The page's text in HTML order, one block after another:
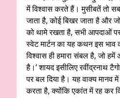
में विश्वास करते हैं। मुसीबतें तो
जाता है, कोई बिखर जाता है और
को थामे रखता है, सभी आपदाओं
स्वेट मार्टन का यह कथन इस भाव
विश्वास ही हमारा संबल है, जो
है।’ शायद इसीलिए रवींद्रनाथ
पर बल दिया है। यह वाक्य मानव
करता है, क्योंकि एकांत में रह कर